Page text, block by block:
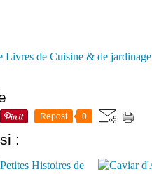
Livres de Cuisine & de jardinage
Repost 0
: